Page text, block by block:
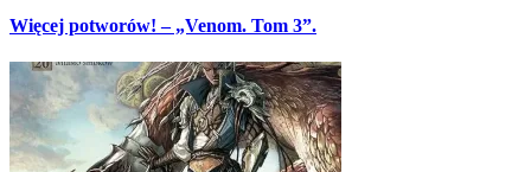
Więcej potworów! – „Venom. Tom 3”.